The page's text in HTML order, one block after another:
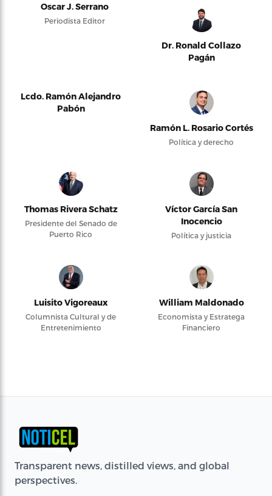
Oscar J. Serrano
Periodista Editor
Dr. Ronald Collazo
Pagán
Lcdo. Ramón Alejandro
Pabón
Ramón L. Rosario Cortés
Política y derecho
Thomas Rivera Schatz
Presidente del Senado de
Puerto Rico
Víctor García San
Inocencio
Política y justicia
Luisito Vigoreaux
Columnista Cultural y de
Entretenimiento
William Maldonado
Economista y Estratega
Financiero
Transparent news, distilled views, and global
perspectives.